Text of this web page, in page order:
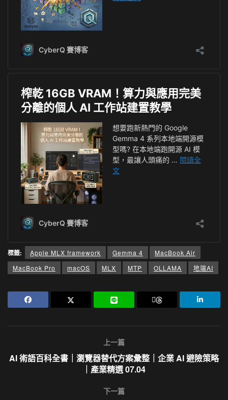
標籤: Apple MLX framework Gemma 4
MacBook Air
MacBook Pro
macOS MLX MTP OLLAMA 地端AI
上一篇
AI 術語百科全書｜瀏覽器替代方案彙整｜企業 AI 避險策略
｜產業精選 07.04
下一篇